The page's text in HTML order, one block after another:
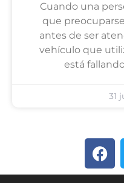
Cuando una
que
antes de ser
vehículo que
está
31